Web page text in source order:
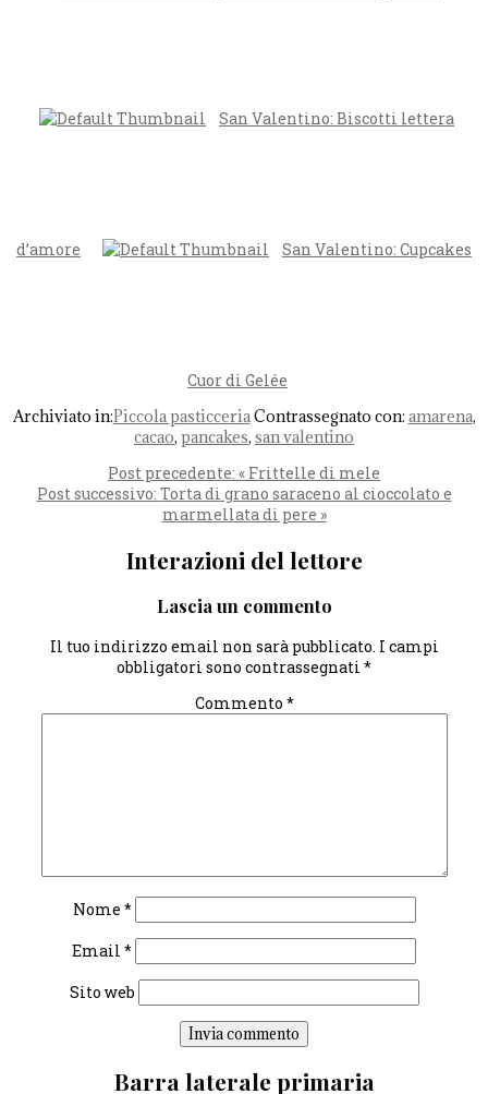
San Valentino: Biscotti lettera
d’amore San Valentino: Cupcakes
Cuor di Gelée
Archiviato in:Piccola pasticceriaContrassegnato con: amarena,
cacao, pancakes, san valentino
Post precedente: « Frittelle di mele
Post successivo: Torta di grano saraceno al cioccolato e
marmellata di pere »
Interazioni del lettore
Lascia un commento
Il tuo indirizzo email non sarà pubblicato. I campi
obbligatori sono contrassegnati *
Commento *
Nome *
Email *
Sito web
Barra laterale primaria